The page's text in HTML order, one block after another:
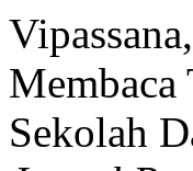
Membaca
Sekolah